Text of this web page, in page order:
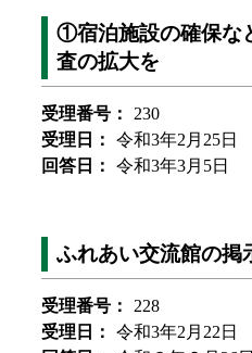
①宿泊施設の確保な
査の拡大を
受理番号：
230
受理日：
令和3年2月25日
回答日：
令和3年3月5日
ふれあい交流館の掲
受理番号：
228
受理日：
令和3年2月22日